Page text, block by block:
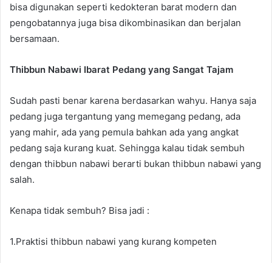
bisa digunakan seperti kedokteran barat modern dan
pengobatannya juga bisa dikombinasikan dan berjalan
bersamaan.
Thibbun Nabawi Ibarat Pedang yang Sangat Tajam
Sudah pasti benar karena berdasarkan wahyu. Hanya saja
pedang juga tergantung yang memegang pedang, ada
yang mahir, ada yang pemula bahkan ada yang angkat
pedang saja kurang kuat. Sehingga kalau tidak sembuh
dengan thibbun nabawi berarti bukan thibbun nabawi yang
salah.
Kenapa tidak sembuh? Bisa jadi :
1.Praktisi thibbun nabawi yang kurang kompeten